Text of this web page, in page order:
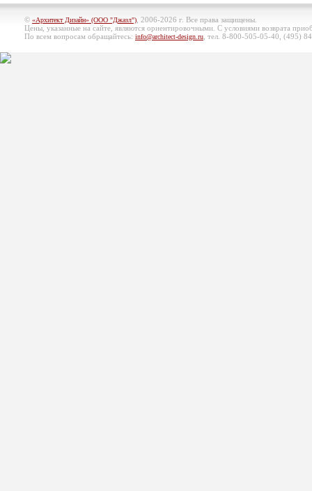
© «Архитект Дизайн» (ООО "Джазл") , 2006-2026 г. Все права защищены.
Цены, указанные на сайте, являются ориентировочными. С условиями возврата
По всем вопросам обращайтесь: info@architect-design.ru , тел. 8-800-505-05-40, (495)